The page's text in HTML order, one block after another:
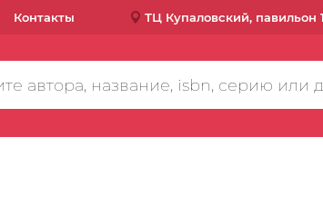
Контакты ТЦ Купаловский, павильон